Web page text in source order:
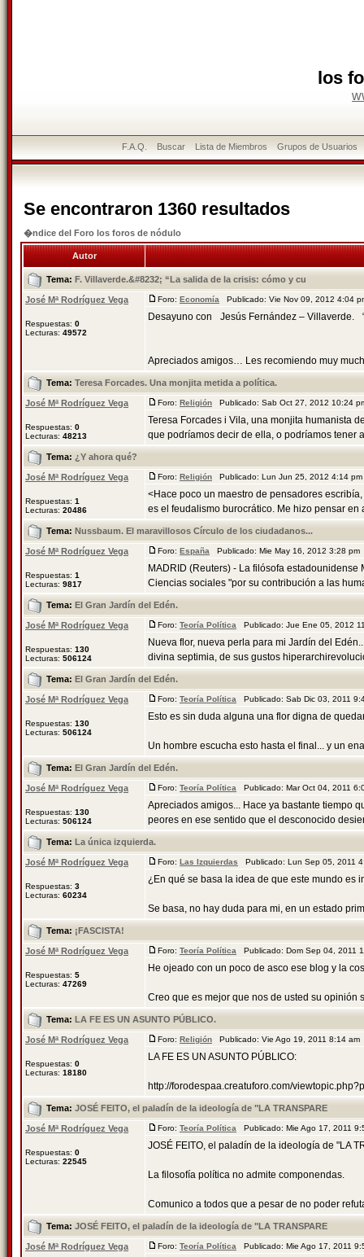
los
F.A.Q. Buscar Lista de Miembros Grupos de Usuarios
Se encontraron 1360 resultados
�ndice del Foro los foros de nódulo
Autor
Tema: F. Villaverde.&#8232; “La salida de la crisis: cómo y cu
José Mª Rodríguez Vega
Respuestas: 0
Lecturas: 49572
Foro: Economía Publicado: Vie Nov 09, 2012 4:04
Desayuno con Jesús Fernández – Villaverde.
Apreciados amigos… Les recomiendo muy
Tema: Teresa Forcades. Una monjita metida a política.
José Mª Rodríguez Vega
Respuestas: 0
Lecturas: 48213
Foro: Religión Publicado: Sab Oct 27, 2012 10:24
Teresa Forcades i Vila, una monjita humanista
que podríamos decir de ella, o podríamos tener
Tema: ¿Y ahora qué?
José Mª Rodríguez Vega
Respuestas: 1
Lecturas: 20486
Foro: Religión Publicado: Lun Jun 25, 2012 4:14
<Hace poco un maestro de pensadores
es el feudalismo burocrático. Me hizo pensar en
Tema: Nussbaum. El maravillosos Círculo de los ciudadanos...
José Mª Rodríguez Vega
Respuestas: 1
Lecturas: 9817
Foro: España Publicado: Mie May 16, 2012 3:28
MADRID (Reuters) - La filósofa
Ciencias sociales "por su contribución a las
Tema: El Gran Jardín del Edén.
José Mª Rodríguez Vega
Respuestas: 130
Lecturas: 506124
Foro: Teoría Política Publicado: Jue Ene 05, 2012
Nueva flor, nueva perla para mi Jardín del
divina septimia, de sus gustos
Tema: El Gran Jardín del Edén.
José Mª Rodríguez Vega
Respuestas: 130
Lecturas: 506124
Foro: Teoría Política Publicado: Sab Dic 03, 2011
Esto es sin duda alguna una flor digna de
Un hombre escucha esto hasta el final... y un
Tema: El Gran Jardín del Edén.
José Mª Rodríguez Vega
Respuestas: 130
Lecturas: 506124
Foro: Teoría Política Publicado: Mar Oct 04, 2011
Apreciados amigos... Hace ya bastante tiempo
peores en ese sentido que el desconocido
Tema: La única izquierda.
José Mª Rodríguez Vega
Respuestas: 3
Lecturas: 60234
Foro: Las Izquierdas Publicado: Lun Sep 05, 2011
¿En qué se basa la idea de que este mundo es
Se basa, no hay duda para mi, en un estado
Tema: ¡FASCISTA!
José Mª Rodríguez Vega
Respuestas: 5
Lecturas: 47269
Foro: Teoría Política Publicado: Dom Sep 04, 2011
He ojeado con un poco de asco ese blog y la
Creo que es mejor que nos de usted su opinión
Tema: LA FE ES UN ASUNTO PÚBLICO.
José Mª Rodríguez Vega
Respuestas: 0
Lecturas: 18180
Foro: Religión Publicado: Vie Ago 19, 2011 8:14
LA FE ES UN ASUNTO PÚBLICO:
http://forodespaa.creatuforo.com/
Tema: JOSÉ FEITO, el paladín de la ideología de "LA TRANSPARE
José Mª Rodríguez Vega
Respuestas: 0
Lecturas: 22545
Foro: Teoría Política Publicado: Mie Ago 17, 2011
JOSÉ FEITO, el paladín de la ideología de "LA
La filosofía política no admite componendas.
Comunico a todos que a pesar de no poder
Tema: JOSÉ FEITO, el paladín de la ideología de "LA TRANSPARE
José Mª Rodríguez Vega Foro: Teoría Política Publicado: Mie Ago 17, 2011